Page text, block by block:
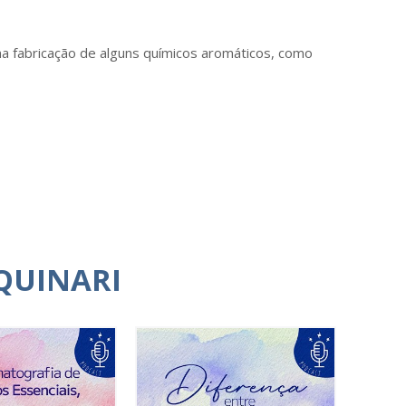
fabricação de alguns químicos aromáticos, como